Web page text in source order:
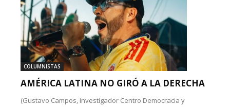
COLUMNISTAS
AMÉRICA LATINA NO GIRÓ A LA DERECHA
(Gustavo Campos, investigador Centro Democracia y